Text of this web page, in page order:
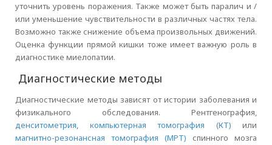
уточнить уровень поражения. Также может быть паралич и /
или уменьшение чувствительности в различных частях тела.
Возможно также снижение объема произвольных движений.
Оценка функции прямой кишки тоже имеет важную роль в
диагностике миелопатии.
Диагностические методы
Диагностические методы зависят от истории заболевания и
физикального обследования. Рентгенография,
денситометрия, компьютерная томография (КТ) или
магнитно-резонансная томография (МРТ) спинного мозга